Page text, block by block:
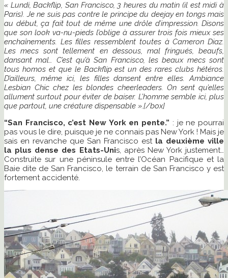
« Lundi, Backflip, San Francisco, 3 heures du matin (il est midi à
Paris). Je ne suis pas contre le principe du deejay en tongs mais
au début, ça fait tout de même une drôle d’impression. Disons
que son look va-nu-pieds l’oblige à assurer trois fois mieux ses
enchaînements. Les filles ressemblent toutes à Cameron Diaz.
Les mecs sont tellement en dessous, mal fringués, beaufs,
dansant mal… C’est qu’à San Francisco, les beaux mecs sont
tous homos et que le Backflip est un des rares clubs hétéros.
D’ailleurs, même ici, les filles dansent entre elles. Ambiance
Lesbian Chic chez les blondes cheerleaders. On sent qu’elles
allument surtout pour éviter de baiser. L’homme semble ici, plus
que partout, une créature dispensable ».[/box]
“San Francisco, c’est New York en pente.” : je ne pourrai
pas vous le dire, puisque je ne connais pas New York ! Mais je
sais en revanche que San Francisco est la deuxième ville
la plus dense des Etats-Unis, après New York justement…
Construite sur une péninsule entre l’Océan Pacifique et la
Baie dite de San Francisco, le terrain de San Francisco y est
fortement accidenté.